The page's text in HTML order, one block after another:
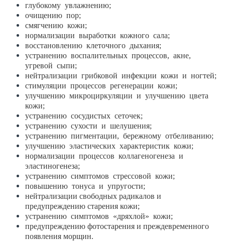
глубокому увлажнению;
очищению пор;
смягчению кожи;
нормализации выработки кожного сала;
восстановлению клеточного дыхания;
устранению воспалительных процессов, акне,
угревой сыпи;
нейтрализации грибковой инфекции кожи и ногтей;
стимуляции процессов регенерации кожи;
улучшению микроциркуляции и улучшению цвета
кожи;
устранению сосудистых сеточек;
устранению сухости и шелушения;
устранению пигментации, бережному отбеливанию;
улучшению эластических характеристик кожи;
нормализации процессов коллагеногенеза и
эластиногенеза;
устранению симптомов стрессовой кожи;
повышению тонуса и упругости;
нейтрализации свободных радикалов и
предупреждению старения кожи;
устранению симптомов «дряхлой» кожи;
предупреждению фотостарения и преждевременного
появления морщин.